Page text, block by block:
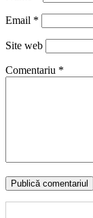
Email *
Site web
Comentariu *